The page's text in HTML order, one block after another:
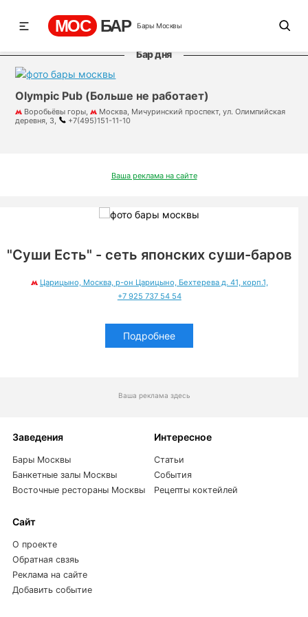
МОС БАР Бары Москвы
Бар дня
Olympic Pub (Больше не работает)
Воробьёвы горы,
Москва, Мичуринский проспект, ул. Олимпийская
деревня, 3,
+7(495)151-11-10
Ваша реклама на сайте
"Суши Есть" - сеть японских суши-баров
Царицыно, Москва, р-он Царицыно, Бехтерева д. 41, корп.1,
+7 925 737 54 54
Подробнее
Ваша реклама здесь
Заведения
Бары Москвы
Банкетные залы Москвы
Восточные рестораны Москвы
Интересное
Статьи
События
Рецепты коктейлей
Сайт
О проекте
Обратная свзяь
Реклама на сайте
Добавить событие